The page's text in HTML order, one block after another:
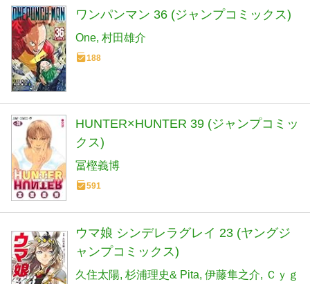
ワンパンマン 36 (ジャンプコミックス)
One 村田雄介
188
HUNTER×HUNTER 39 (ジャンプコミッ
クス)
冨樫義博
591
ウマ娘 シンデレラグレイ 23 (ヤングジ
ャンプコミックス)
久住太陽 杉浦理史& Pita 伊藤隼之介
Ｃｙｇ